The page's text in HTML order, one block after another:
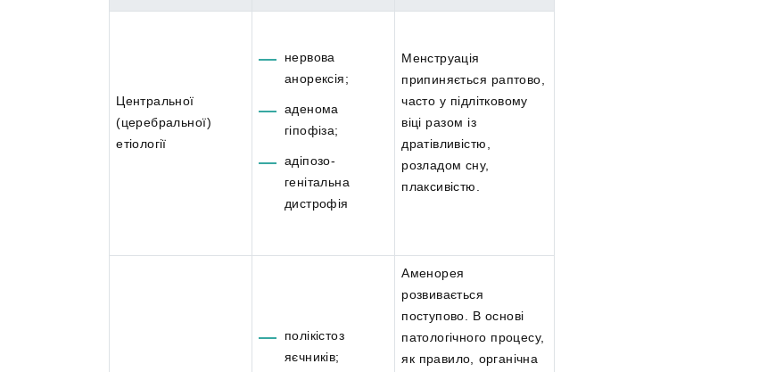
Центральної
(церебральної)
етіології
нервова
анорексія;
аденома
гіпофіза;
адіпозо-
генітальна
дистрофія
Менструація
припиняється раптово,
часто у підлітковому
віці разом із
дратівливістю,
розладом сну,
плаксивістю.
полікістоз
яєчників;
Аменорея
розвивається
поступово. В основі
патологічного процесу,
як правило, органічна